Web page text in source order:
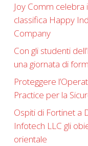
Joy Comm
classifica Happy
Company
Con gli studenti
una giornata di
Proteggere
Practice per la
Ospiti di Fortinet a
Infotech LLC gli
orientale